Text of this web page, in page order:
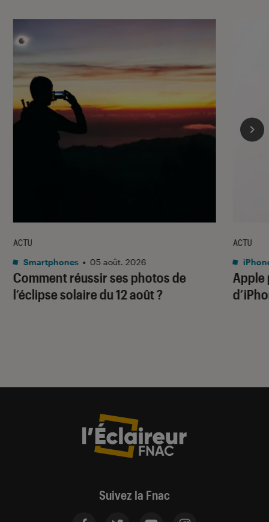
Comment réussir ses photos de
l’éclipse solaire du 12 août ?
ACTU
Smartphones • 05 août. 2026
Apple
ACTU
Suivez la Fnac